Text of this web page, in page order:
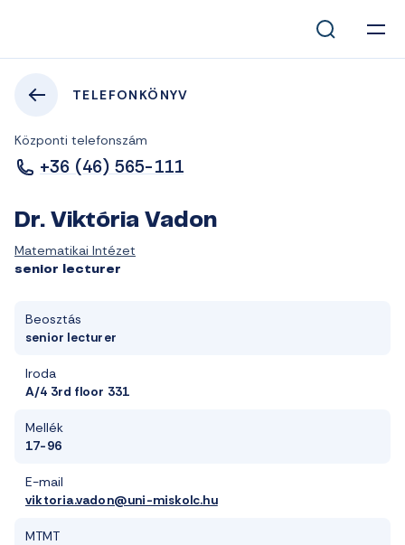
TELEFONKÖNYV
Központi telefonszám
+36 (46) 565-111
Dr. Viktória Vadon
Matematikai Intézet
senior lecturer
Beosztás
senior lecturer
Iroda
A/4 3rd floor 331
Mellék
17-96
E-mail
viktoria.vadon@uni-miskolc.hu
MTMT